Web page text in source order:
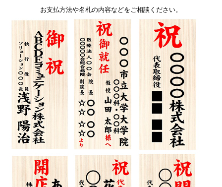
お支払方法や名札の内容などをご相談ください。